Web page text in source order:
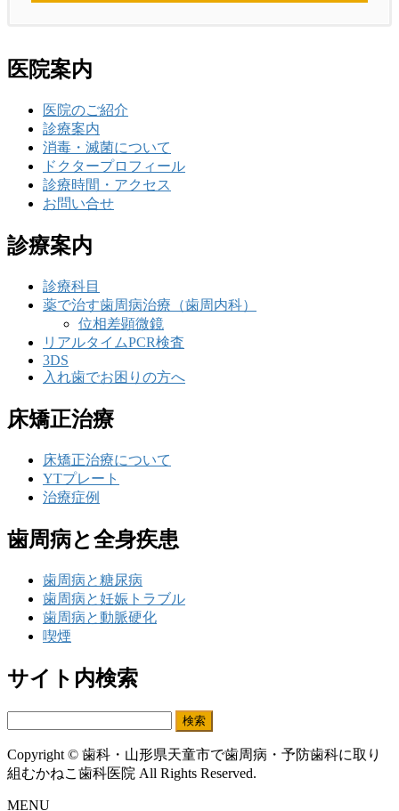
医院案内
医院のご紹介
診療案内
消毒・滅菌について
ドクタープロフィール
診療時間・アクセス
お問い合せ
診療案内
診療科目
薬で治す歯周病治療（歯周内科）
位相差顕微鏡
リアルタイムPCR検査
3DS
入れ歯でお困りの方へ
床矯正治療
床矯正治療について
YTプレート
治療症例
歯周病と全身疾患
歯周病と糖尿病
歯周病と妊娠トラブル
歯周病と動脈硬化
喫煙
サイト内検索
Copyright © 歯科・山形県天童市で歯周病・予防歯科に取り
組むかねこ歯科医院 All Rights Reserved.
MENU